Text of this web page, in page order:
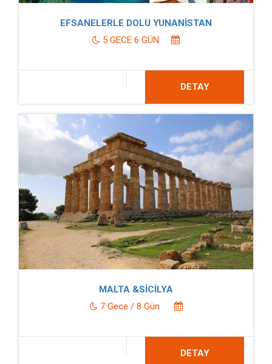
EFSANELERLE DOLU YUNANİSTAN
5 GECE 6 GÜN
DETAY
MALTA &SİCİLYA
7 Gece / 8 Gün
DETAY